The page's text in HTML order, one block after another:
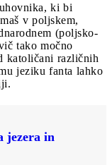
ki bi
v poljskem,
(poljsko-
tako močno
katoličani različnih
jeziku fanta lahko
jezera in